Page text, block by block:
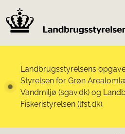
Landbrugsstyrelsens
Styrelsen for Grøn
Vandmiljø (sgav.dk) og
Fiskeristyrelsen (lfst.dk).